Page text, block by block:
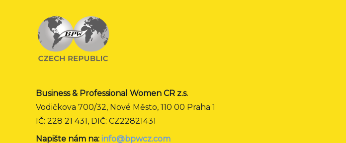
Business & Professional Women CR z.s.
Vodičkova 700/32, Nové Město, 110 00 Praha 1
IČ: 228 21 431, DIČ: CZ22821431
Napište nám na: info@bpwcz.com